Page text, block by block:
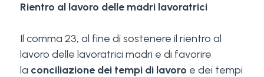
Rientro al lavoro delle madri lavoratrici
Il comma 23, al fine di sostenere il rientro al
lavoro delle lavoratrici madri e di favorire
la conciliazione dei tempi di lavoro e dei tempi